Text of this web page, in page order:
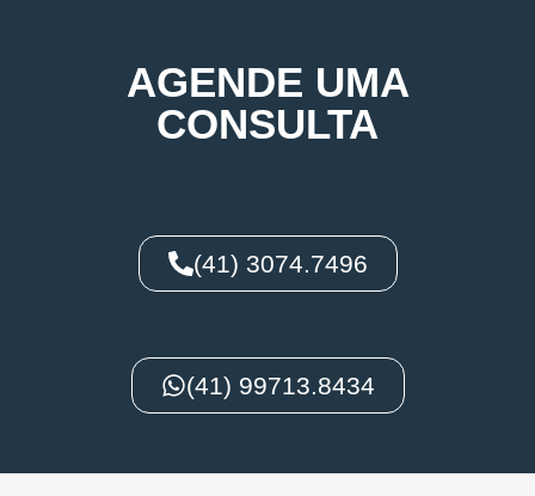
AGENDE UMA
CONSULTA
(41) 3074.7496
(41) 99713.8434